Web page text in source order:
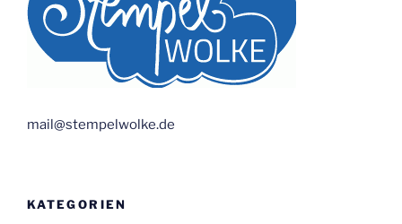
mail@stempelwolke.de
KATEGORIEN